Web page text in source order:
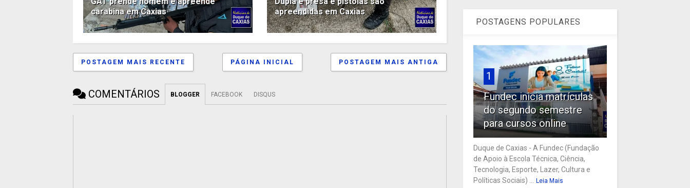
carabina em Caxias
apreendidas em Caxias
POSTAGEM MAIS RECENTE POSTAGEM MAIS ANTIGA
PÁGINA INICIAL
COMENTÁRIOS BLOGGER FACEBOOK DISQUS
POSTAGENS POPULARES
1
Fundec inicia matrículas
do segundo semestre
para cursos online
Duque de Caxias - A Fundec (Fundação
de Apoio à Escola Técnica, Ciência,
Tecnologia, Esporte, Lazer, Cultura e
Políticas Sociais) ...
Leia Mais